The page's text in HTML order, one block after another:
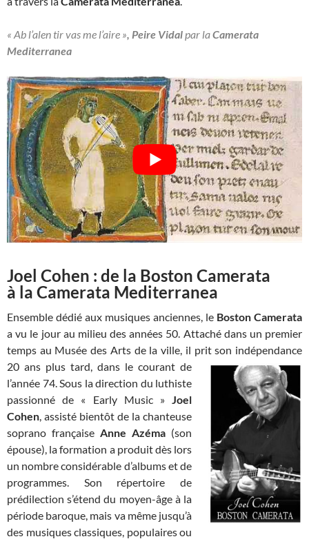
« Ab l’alen tir vas me l’aire », Peire Vidalpar laCamerata
Mediterranea
Joel Cohen : de la Boston Camerata
à la Camerata Mediterranea
Ensemble dédié aux musiques anciennes, le Boston Camerata
a vu le jour au milieu des années 50. Attaché dans un premier
temps au Musée des Arts de la ville, il prit son indépendance
20 ans plus tard, dans le courant de
l’année 74. Sous la direction du luthiste
passionné de « Early Music » Joel
Cohen, assisté bientôt de la chanteuse
soprano française Anne Azéma (son
épouse), la formation a produit dès lors
un nombre considérable d’albums et de
programmes. Son répertoire de
prédilection s’étend du moyen-âge à la
période baroque, mais va même jusqu’à
des musiques classiques, populaires ou